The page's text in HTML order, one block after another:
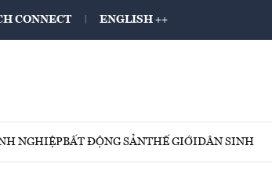
CONNECT ENGLISH ++
NGHIỆPBẤT ĐỘNG SẢNTHẾ GIỚIDÂN SINH